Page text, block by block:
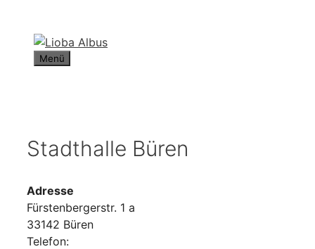
springen
Menü
Stadthalle Büren
Adresse
Fürstenbergerstr. 1 a
33142 Büren
Telefon: